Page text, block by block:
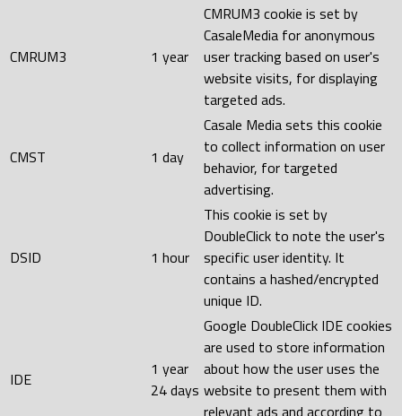
CMRUM3 1 year
CMRUM3 cookie is set by
CasaleMedia for anonymous
user tracking based on user's
website visits, for displaying
targeted ads.
CMST 1 day
Casale Media sets this cookie
to collect information on user
behavior, for targeted
advertising.
DSID 1 hour
This cookie is set by
DoubleClick to note the user's
specific user identity. It
contains a hashed/encrypted
unique ID.
IDE
1 year
24 days
Google DoubleClick IDE cookies
are used to store information
about how the user uses the
website to present them with
relevant ads and according to